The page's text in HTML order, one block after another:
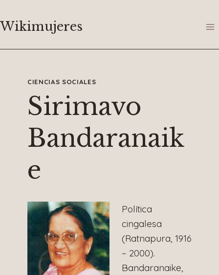
al
Wikimujeres
CIENCIAS SOCIALES
Sirimavo
Bandaranaik
e
Política
cingalesa
(Ratnapura, 1916
– 2000).
Bandaranaike,